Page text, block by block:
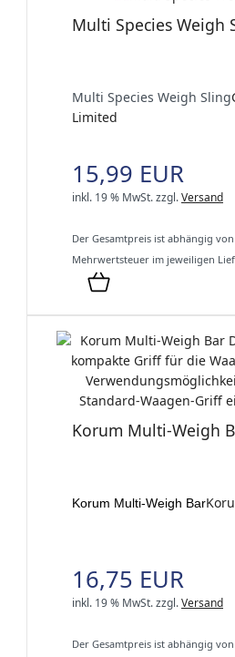
Multi Species Weigh
Multi Species Weigh Sling
Limited
15,99 EUR
inkl. 19 % MwSt.zzgl.Versand
Der Gesamtpreis ist abhängig
Mehrwertsteuer im jeweiligen
Korum Multi-Weigh
Korum Multi-Weigh Bar
16,75 EUR
inkl. 19 % MwSt.zzgl.Versand
Der Gesamtpreis ist abhängig